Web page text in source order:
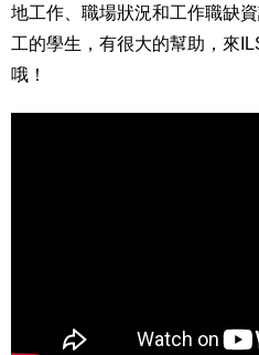
地工作、職場狀況和工作職缺
工的學生，有很大的幫助，來
哦！